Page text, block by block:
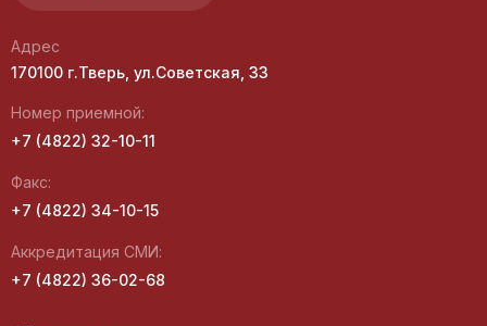
Адрес
170100 г.Тверь, ул.Советская, 33
Номер приемной:
+7 (4822) 32-10-11
Факс:
+7 (4822) 34-10-15
Аккредитация СМИ:
+7 (4822) 36-02-68